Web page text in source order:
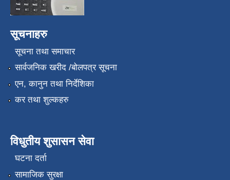
सूचनाहरु
सूचना तथा समाचार
सार्वजनिक खरीद /बोलपत्र सूचना
एन, कानुन तथा निर्देशिका
कर तथा शुल्कहरु
विधुतीय शुसासन सेवा
घटना दर्ता
सामाजिक सुरक्षा